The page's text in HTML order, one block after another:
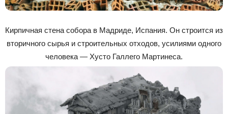
Кирпичная стена собора в Мадриде, Испания. Он строится из
вторичного сырья и строительных отходов, усилиями одного
человека — Хусто Галлего Мартинеса.